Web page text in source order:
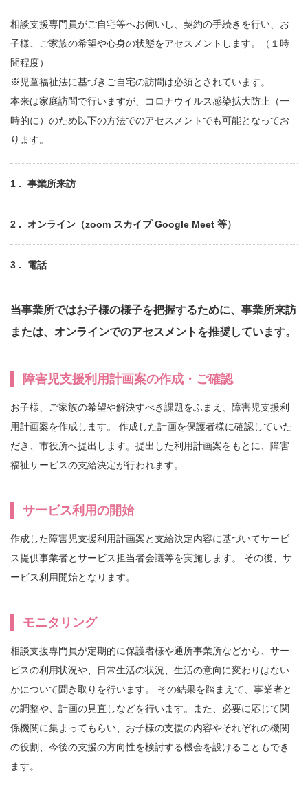
相談支援専門員がご自宅等へお伺いし、契約の手続きを行い、お
子様、ご家族の希望や心身の状態をアセスメントします。（１時
間程度）
※児童福祉法に基づきご自宅の訪問は必須とされています。
本来は家庭訪問で行いますが、コロナウイルス感染拡大防止（一
時的に）のため以下の方法でのアセスメントでも可能となってお
ります。
事業所来訪
オンライン（zoom スカイプ Google Meet 等）
電話
当事業所ではお子様の様子を把握するために、 事業所来訪
または、オンラインでのアセスメントを推奨しています。
障害児支援利用計画案の作成・ご確認
お子様、ご家族の希望や解決すべき課題をふまえ、障害児支援利
用計画案を作成します。 作成した計画を保護者様に確認していた
だき、市役所へ提出します。提出した利用計画案をもとに、障害
福祉サービスの支給決定が行われます。
サービス利用の開始
作成した障害児支援利用計画案と支給決定内容に基づいてサービ
ス提供事業者とサービス担当者会議等を実施します。 その後、サ
ービス利用開始となります。
モニタリング
相談支援専門員が定期的に保護者様や通所事業所などから、サー
ビスの利用状況や、日常生活の状況、生活の意向に変わりはない
かについて聞き取りを行います。 その結果を踏まえて、事業者と
の調整や、計画の見直しなどを行います。また、必要に応じて関
係機関に集まってもらい、お子様の支援の内容やそれぞれの機関
の役割、今後の支援の方向性を検討する機会を設けることもでき
ます。